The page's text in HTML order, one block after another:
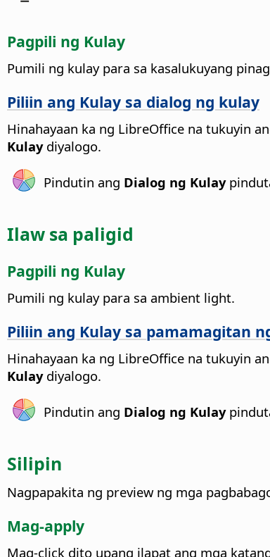
Pagpili ng Kulay
Pumili ng kulay para sa kasalukuyang
Piliin ang Kulay sa dialog ng kulay
Hinahayaan ka ng LibreOffice na tukuyin
Kulaydiyalogo.
Pindutin ang Dialog ng Kulay
Ilaw sa paligid
Pagpili ng Kulay
Pumili ng kulay para sa ambient light.
Piliin ang Kulay sa pamamagitan
Hinahayaan ka ng LibreOffice na tukuyin
Kulaydiyalogo.
Pindutin ang Dialog ng Kulay
Silipin
Nagpapakita ng preview ng mga
Mag-apply
Mag-click dito upang ilapat ang mga